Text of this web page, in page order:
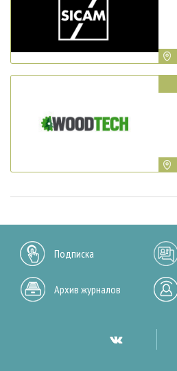
Подписка
Архив журналов